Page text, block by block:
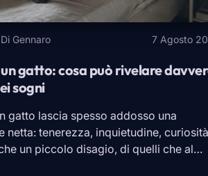
Gennaro 7 Agosto
gatto: cosa può rivelare
sogni
gatto lascia spesso addosso una
netta: tenerezza, inquietudine,
un piccolo disagio, di quelli che al